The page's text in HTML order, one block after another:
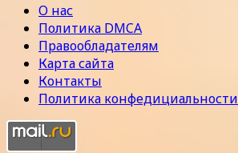
О нас
Политика DMCA
Правообладателям
Карта сайта
Контакты
Политика конфедициальности